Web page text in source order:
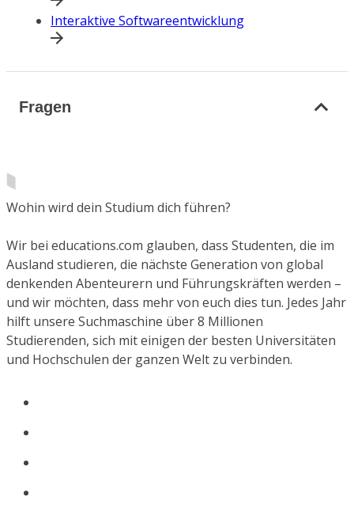
Interaktive Softwareentwicklung
Fragen
Wohin wird dein Studium dich führen?
Wir bei educations.com glauben, dass Studenten, die im
Ausland studieren, die nächste Generation von global
denkenden Abenteurern und Führungskräften werden –
und wir möchten, dass mehr von euch dies tun. Jedes Jahr
hilft unsere Suchmaschine über 8 Millionen
Studierenden, sich mit einigen der besten Universitäten
und Hochschulen der ganzen Welt zu verbinden.